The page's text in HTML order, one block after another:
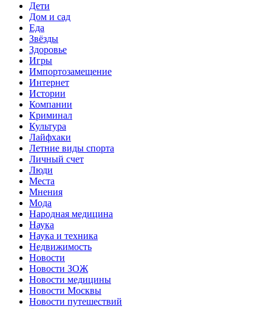
Дети
Дом и сад
Еда
Звёзды
Здоровье
Игры
Импортозамещение
Интернет
Истории
Компании
Криминал
Культура
Лайфхаки
Летние виды спорта
Личный счет
Люди
Места
Мнения
Мода
Народная медицина
Наука
Наука и техника
Недвижимость
Новости
Новости ЗОЖ
Новости медицины
Новости Москвы
Новости путешествий